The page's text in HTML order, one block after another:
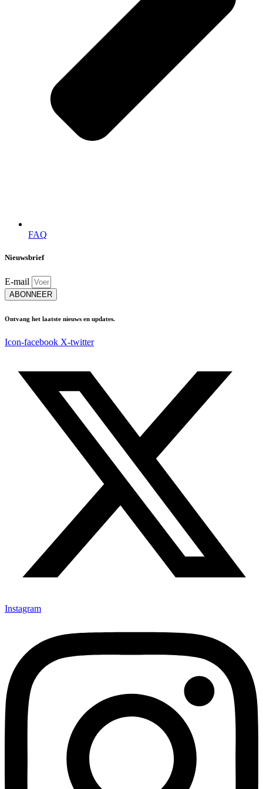
FAQ
Nieuwsbrief
E-mail
ABONNEER
Ontvang het laatste nieuws en updates.
Icon-facebook X-twitter
Instagram